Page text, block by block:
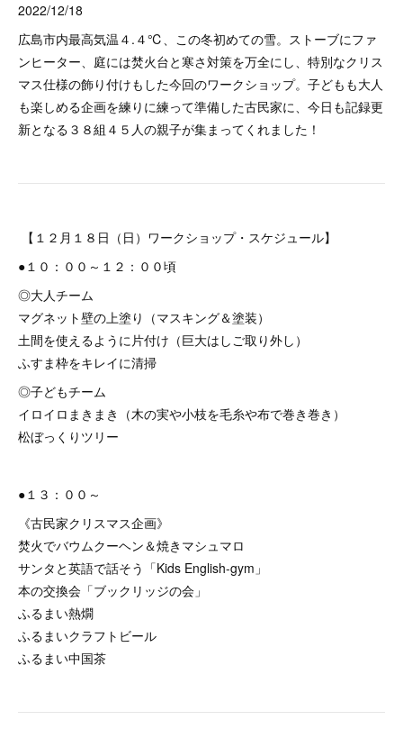
2022/12/18
広島市内最高気温４.４℃、この冬初めての雪。ストーブにファ
ンヒーター、庭には焚火台と寒さ対策を万全にし、特別なクリス
マス仕様の飾り付けもした今回のワークショップ。子どもも大人
も楽しめる企画を練りに練って準備した古民家に、今日も記録更
新となる３８組４５人の親子が集まってくれました！
【１２月１８日（日）ワークショップ・スケジュール】
●１０：００～１２：００頃
◎大人チーム
マグネット壁の上塗り（マスキング＆塗装）
土間を使えるように片付け（巨大はしご取り外し）
ふすま枠をキレイに清掃
◎子どもチーム
イロイロまきまき（木の実や小枝を毛糸や布で巻き巻き）
松ぼっくりツリー
●１３：００～
《古民家クリスマス企画》
焚火でバウムクーヘン＆焼きマシュマロ
サンタと英語で話そう「Kids English-gym」
本の交換会「ブックリッジの会」
ふるまい熱燗
ふるまいクラフトビール
ふるまい中国茶